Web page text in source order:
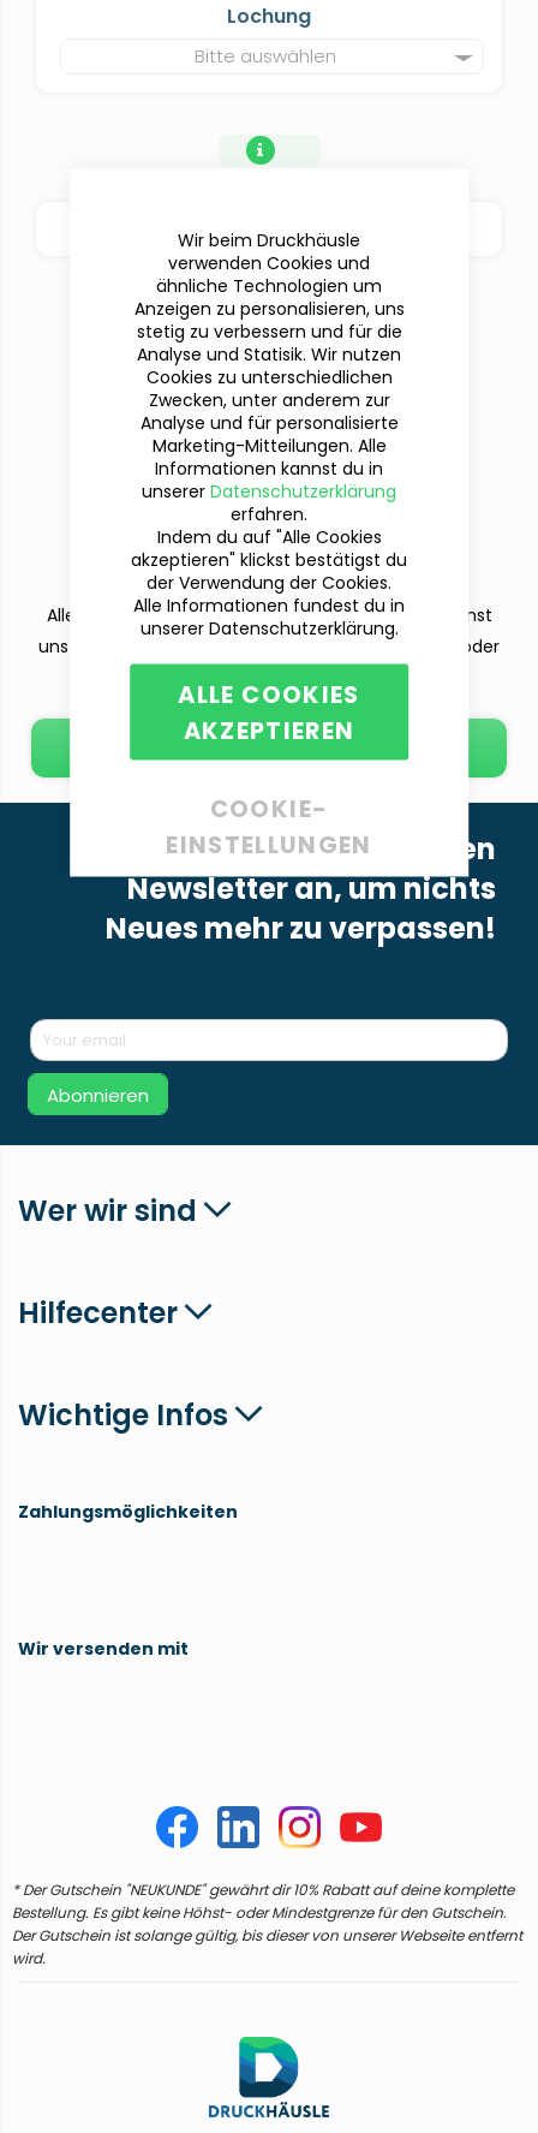
Lochung
Bitte auswählen
BESTELLOPTIONEN
Du hast Fragen?
Wir sind für dich da!
Alle deine Fragen beantworten wir dir gern. Du kannst
uns per Telefon (Mo-Fr. 9-12 und 13-15 Uhr), E-Mail oder
Melde dich für unseren
Newsletter an, um nichts
Neues mehr zu verpassen!
Abonnieren
Wer wir sind
Hilfecenter
Wichtige Infos
Zahlungsmöglichkeiten
Wir versenden mit
* Der Gutschein "NEUKUNDE" gewährt dir 10% Rabatt auf deine komplette
Bestellung. Es gibt keine Höhst- oder Mindestgrenze für den Gutschein.
Der Gutschein ist solange gültig, bis dieser von unserer Webseite entfernt
wird.
Wir beim Druckhäusle
verwenden Cookies und
ähnliche Technologien um
Anzeigen zu personalisieren, uns
stetig zu verbessern und für die
Analyse und Statisik. Wir nutzen
Cookies zu unterschiedlichen
Zwecken, unter anderem zur
Analyse und für personalisierte
Marketing-Mitteilungen. Alle
Informationen kannst du in
unserer Datenschutzerklärung
erfahren.
Indem du auf "Alle Cookies
akzeptieren" klickst bestätigst du
der Verwendung der Cookies.
Alle Informationen fundest du in
unserer Datenschutzerklärung.
ALLE COOKIES
AKZEPTIEREN
COOKIE-
EINSTELLUNGEN